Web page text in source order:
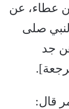
عطاء، عن
صلى
جد
قال: